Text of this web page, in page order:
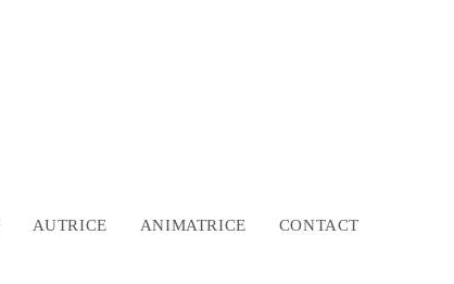
AUTRICE ANIMATRICE CONTACT